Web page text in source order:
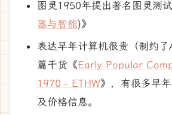
图灵1950年提出著名图灵测
器与智能)》
表达早年计算机很贵（制约
篇干货《Early Popular
1970 - ETHW》，有很多早
及价格信息。